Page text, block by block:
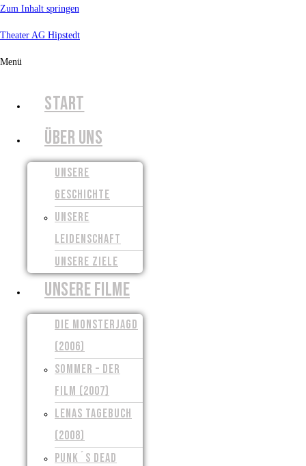
Zum Inhalt springen
Theater AG Hipstedt
Menü
START
ÜBER UNS
UNSERE
GESCHICHTE
UNSERE
LEIDENSCHAFT
UNSERE ZIELE
UNSERE FILME
DIE MONSTERJAGD
(2006)
SOMMER – DER
FILM (2007)
LENAS TAGEBUCH
(2008)
PUNK´S DEAD